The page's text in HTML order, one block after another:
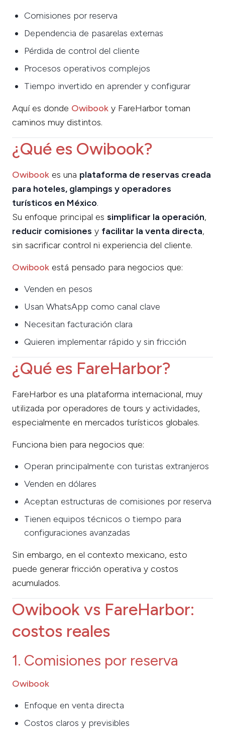
Comisiones por reserva
Dependencia de pasarelas externas
Pérdida de control del cliente
Procesos operativos complejos
Tiempo invertido en aprender y configurar
Aquí es donde Owibook y FareHarbor toman
caminos muy distintos.
¿Qué es Owibook?
Owibook es una plataforma de reservas creada
para hoteles, glampings y operadores
turísticos en México.
Su enfoque principal es simplificar la operación,
reducir comisiones y facilitar la venta directa,
sin sacrificar control ni experiencia del cliente.
Owibook está pensado para negocios que:
Venden en pesos
Usan WhatsApp como canal clave
Necesitan facturación clara
Quieren implementar rápido y sin fricción
¿Qué es FareHarbor?
FareHarbor es una plataforma internacional, muy
utilizada por operadores de tours y actividades,
especialmente en mercados turísticos globales.
Funciona bien para negocios que:
Operan principalmente con turistas extranjeros
Venden en dólares
Aceptan estructuras de comisiones por reserva
Tienen equipos técnicos o tiempo para
configuraciones avanzadas
Sin embargo, en el contexto mexicano, esto
puede generar fricción operativa y costos
acumulados.
Owibook vs FareHarbor:
costos reales
1. Comisiones por reserva
Owibook
Enfoque en venta directa
Costos claros y previsibles